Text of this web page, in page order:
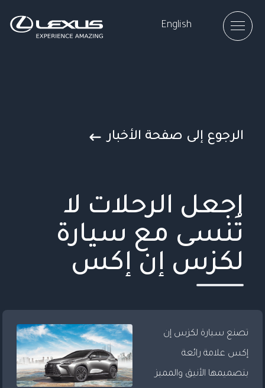
English
الرجوع إلى صفحة الأخبار
اجعل الرحلات لا
تُنسى مع سيارة
لكزس إن إكس
تصنع سيارة لكزس إن
إكس علامة رائعة
بتصميمها الأنيق والمميز
متعددة
هايبرد كهربائية
كوبيه